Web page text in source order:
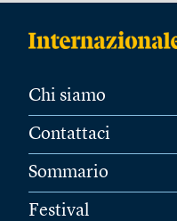
Chi siamo
Contattaci
Sommario
Festival